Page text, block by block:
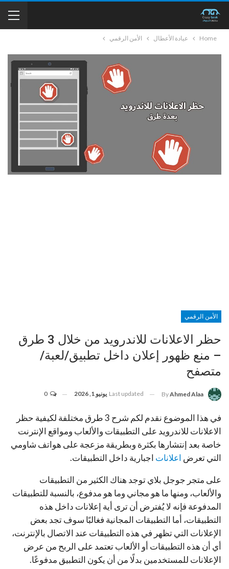
Home عيادة الأعطال الأمن الرقمي
الأمن الرقمي
حظر الاعلانات للاندرويد من خلال 3 طرق
– منع ظهور إعلان داخل تطبيق/لعبة/
متصفح
ByAhmed Alaa
Last updated يونيو 1, 2026
في هذا الموضوع نقدم لكم شرح 3 طرق مختلفة لكيفية حظر
الاعلانات للاندرويد على التطبيقات والألعاب ومواقع الإنترنت
خاصة بعد إنتشارها بكثرة وبطريقة مزعجة على هواتف شاومي
التي تعرض اعلانات اجبارية داخل التطبيقات.
على متجر جوجل بلاي توجد هناك الكثير من التطبيقات
والألعاب، ومنها ما هو مجاني وما هو مدفوع، بالنسبة للتطبيقات
المدفوعة فإنه لا يُفترض أن ترى أية إعلانات داخل هذه
التطبيقات، أما التطبيقات المجانية فغالبًا سوف تجد بعض
الإعلانات التي تظهر في هذه التطبيقات عند الاتصال بالإنترنت،
أي أن هذه التطبيقات أو الألعاب تعتمد على الربح من عرض
الإعلانات للمستخدمين بدلًا من أن يكون التطبيق مدفوعًا.